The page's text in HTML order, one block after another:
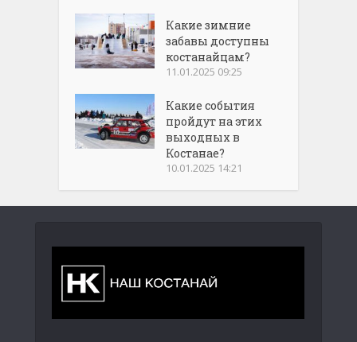
Какие зимние
забавы доступны
костанайцам?
11.01.2025 09:25
Какие события
пройдут на этих
выходных в
Костанае?
10.01.2025 14:21